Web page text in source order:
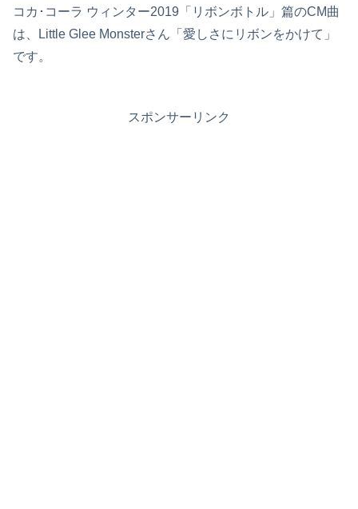
コカ･コーラ ウィンター2019「リボンボトル」篇のCM曲
は、Little Glee Monsterさん「愛しさにリボンをかけて」
です。
スポンサーリンク